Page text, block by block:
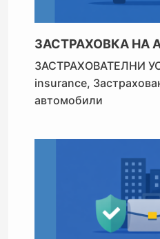
ЗАСТРАХОВКА НА
ЗАСТРАХОВАТЕЛНИ
insurance,
автомобили